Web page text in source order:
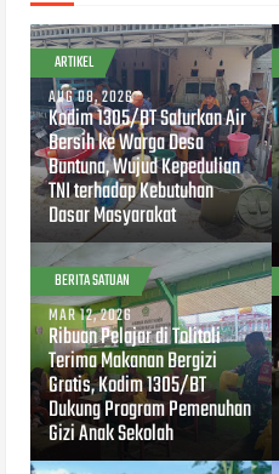
ARTIKEL
AUG 08, 2026
Kodim 1305/BT Salurkan Air
Bersih ke Warga Desa
Buntuna, Wujud Kepedulian
TNI terhadap Kebutuhan
Dasar Masyarakat
BERITA SATUAN
MAR 12, 2026
Ribuan Pelajar di Tolitoli
Terima Makanan Bergizi
Gratis, Kodim 1305/BT
Dukung Program Pemenuhan
Gizi Anak Sekolah